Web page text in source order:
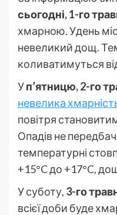
сьогодні, 1-го
хмарною. Удень
невеликий дощ.
коливатимуться
Уп’ятницю, 2-го
невелика
повітря
Опадів не
температурні
+15°C до +17°C,
У суботу, 3-го
всієї доби буде